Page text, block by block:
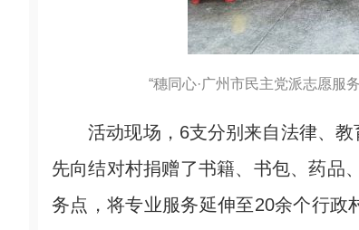
“穗同心·广州市民主党派志愿服
活动现场，6支分别来自法律、教
先向结对村捐赠了书籍、书包、药品
务点，将专业服务延伸至20余个行政